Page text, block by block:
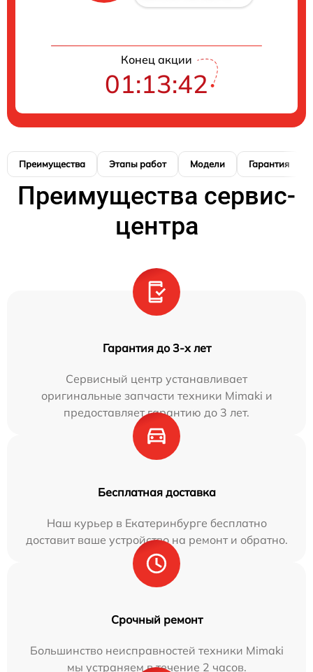
Конец акции
01:13:41
Преимущества Этапы работ Модели Гарантия
Преимущества сервис-
центра
Гарантия до 3-х лет
Сервисный центр устанавливает
оригинальные запчасти техники Mimaki и
предоставляет гарантию до 3 лет.
Бесплатная доставка
Наш курьер в Екатеринбурге бесплатно
доставит ваше устройство на ремонт и обратно.
Срочный ремонт
Большинство неисправностей техники Mimaki
мы устраняем в течение 2 часов.